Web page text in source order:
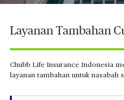
Layanan Tambahan
Chubb Life Insurance Indonesia
layanan tambahan untuk nasabah